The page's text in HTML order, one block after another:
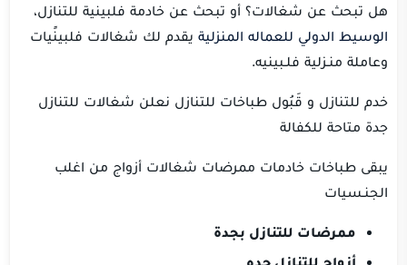
هل تبحث عن شغالات؟ أو تبحث عن خادمة فلبينية للتنازل،
الوسيط الدولي للعماله المنزلية يقدم لك شغالات فلبينًيات
وعاملة منـزلية فلـبينيه.
خدم للتنازل و قَبُول طباخات للتنازل نعلن شغالات للتنازل
جدة متاحة للكفالة
يبقى طباخات خادمات ممرضات شغالات أزواج من اغلب
الجنـسيات
ممرضات للتنازل بجدة